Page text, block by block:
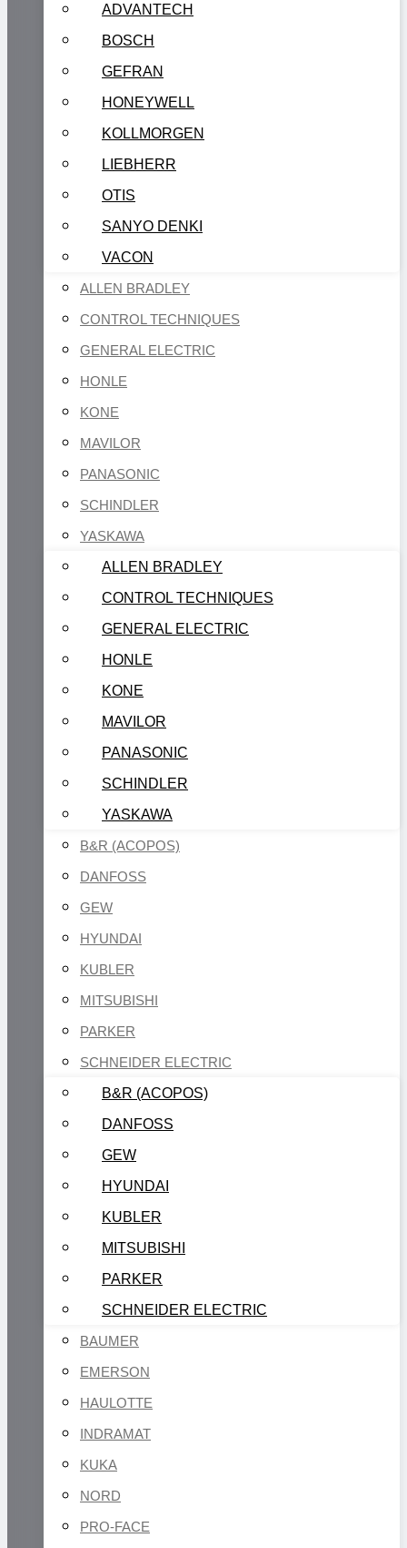
ADVANTECH
BOSCH
GEFRAN
HONEYWELL
KOLLMORGEN
LIEBHERR
OTIS
SANYO DENKI
VACON
ALLEN BRADLEY
CONTROL TECHNIQUES
GENERAL ELECTRIC
HONLE
KONE
MAVILOR
PANASONIC
SCHINDLER
YASKAWA
ALLEN BRADLEY
CONTROL TECHNIQUES
GENERAL ELECTRIC
HONLE
KONE
MAVILOR
PANASONIC
SCHINDLER
YASKAWA
B&R (ACOPOS)
DANFOSS
GEW
HYUNDAI
KUBLER
MITSUBISHI
PARKER
SCHNEIDER ELECTRIC
B&R (ACOPOS)
DANFOSS
GEW
HYUNDAI
KUBLER
MITSUBISHI
PARKER
SCHNEIDER ELECTRIC
BAUMER
EMERSON
HAULOTTE
INDRAMAT
KUKA
NORD
PRO-FACE